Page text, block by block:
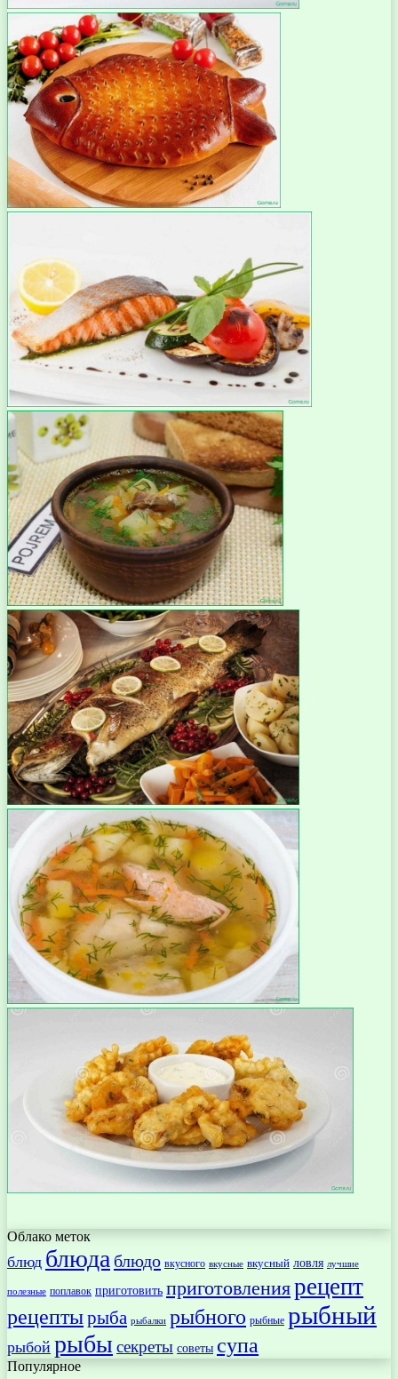
Облако меток
блюд блюда блюдо вкусного вкусные вкусный ловля лучшие
полезные поплавок приготовить приготовлениярецепт
рецептырыба рыбалки рыбного рыбные рыбный
рыбой рыбысекреты советы супа
Популярное